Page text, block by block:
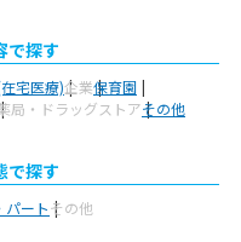
で探す
宅医療)企業保育園
局・ドラッグストアその他
で探す
パートその他